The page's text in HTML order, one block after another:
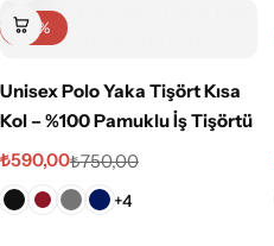
-21%
Unisex Polo Yaka Tişört Kısa
Kol – %100 Pamuklu İş Tişörtü
₺750,00
₺590,00
+4